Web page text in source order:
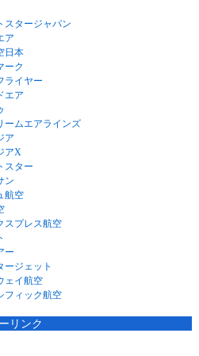
スタージャパン
ア
日本
ーク
ライヤー
エア
ームエアラインズ
ア
アX
スター
ン
航空
スプレス航空
ー
ージェット
ェイ航空
フィック航空
リンク